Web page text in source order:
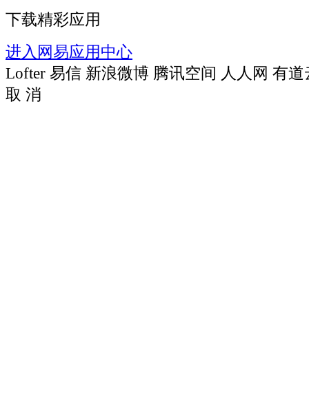
下载精彩应用
进入网易应用中心
Lofter 易信 新浪微博 腾讯空间 人人网 有道
取 消